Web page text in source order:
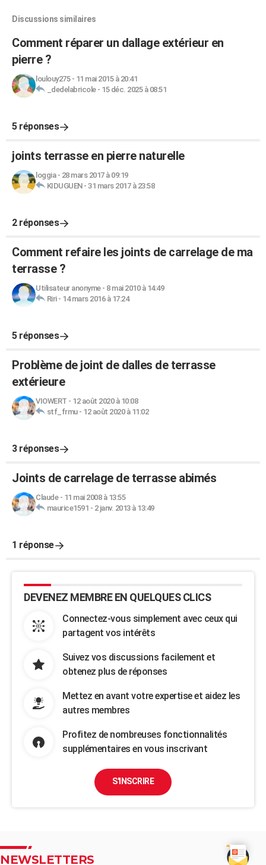
Discussions similaires
Comment réparer un dallage extérieur en
pierre ?
loulouy275- 11 mai 2015 à 20:41
_dedelabricole- 15 déc. 2025 à 08:51
5 réponses
joints terrasse en pierre naturelle
loggia- 28 mars 2017 à 09:19
KIDUGUEN- 31 mars 2017 à 23:58
2 réponses
Comment refaire les joints de carrelage de ma
terrasse ?
Utilisateur anonyme- 8 mai 2010 à 14:49
Riri- 14 mars 2016 à 17:24
5 réponses
Problème de joint de dalles de terrasse
extérieure
VIOWERT - 12 août 2020 à 10:08
stf_frmu- 12 août 2020 à 11:02
3 réponses
Joints de carrelage de terrasse abimés
Claude- 11 mai 2008 à 13:55
maurice1591 - 2 janv. 2013 à 13:49
1 réponse
DEVENEZ MEMBRE EN QUELQUES CLICS
Connectez-vous simplement avec ceux qui
partagent vos intérêts
Suivez vos discussions facilement et
obtenez plus de réponses
Mettez en avant votre expertise et aidez les
autres membres
Profitez de nombreuses fonctionnalités
supplémentaires en vous inscrivant
S'INSCRIRE
NEWSLETTERS